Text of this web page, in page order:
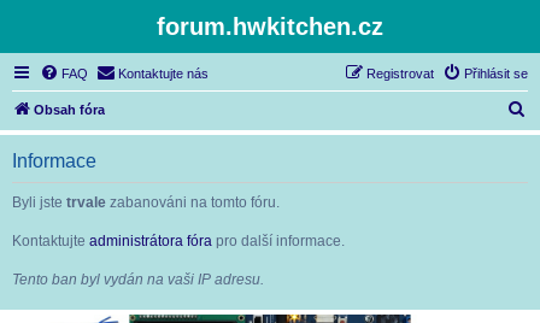
forum.hwkitchen.cz
FAQ Kontaktujte nás Přihlásit se
Registrovat
Obsah fóra
l
Informace
Byli jste trvale zabanováni na tomto fóru.
Kontaktujte administrátora fóra pro další informace.
Tento ban byl vydán na vaši IP adresu.